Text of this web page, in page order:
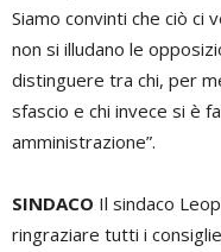
Siamo convinti che ciò ci
non si illudano le
distinguere tra chi, per
sfascio e chi invece si è
amministrazione”.
SINDACO Il sindaco
ringraziare tutti i